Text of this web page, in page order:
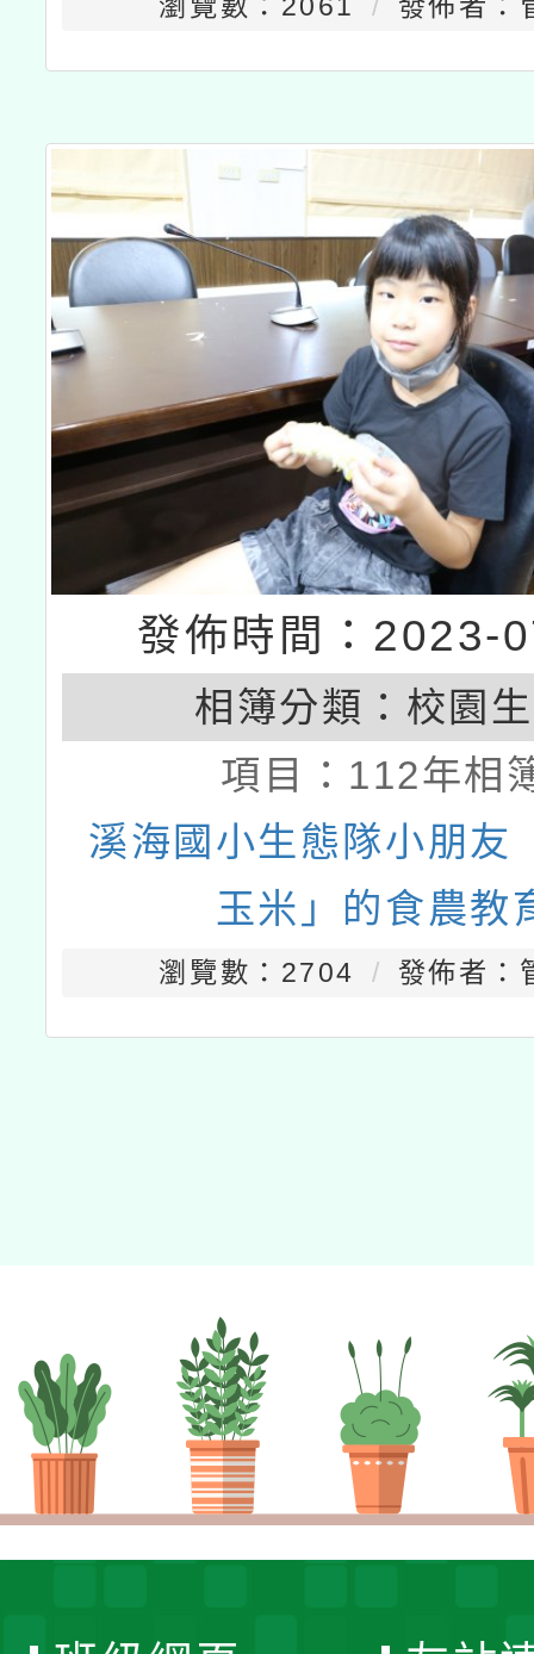
瀏覽數：2061 發佈者：
發佈時間：2023-
相簿分類： 校園
項目： 112年相
溪海國小生態隊小朋友
玉米」的食農教
瀏覽數：2704 發佈者：